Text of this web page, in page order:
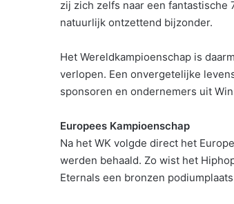
zij zich zelfs naar een fantastische
natuurlijk ontzettend bijzonder.
Het Wereldkampioenschap is
verlopen. Een onvergetelijke
sponsoren en ondernemers uit
Europees Kampioenschap
Na het WK volgde direct het
werden behaald. Zo wist het
Eternals een bronzen